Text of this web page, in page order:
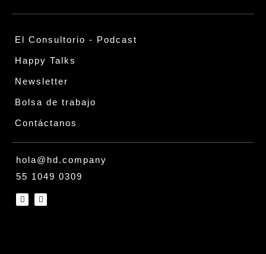
El Consultorio - Podcast
Happy Talks
Newsletter
Bolsa de trabajo
Contáctanos
hola@hd.company
55 1049 0309